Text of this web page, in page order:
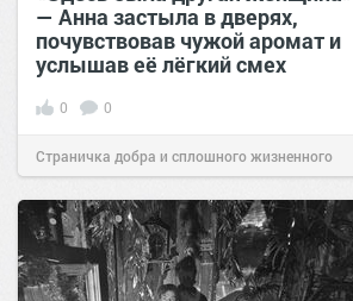
— Анна застыла в дверях,
почувствовав чужой аромат и
услышав её лёгкий смех
0 0
Страничка добра и сплошного жизненного
позитива!13:38Сегодня